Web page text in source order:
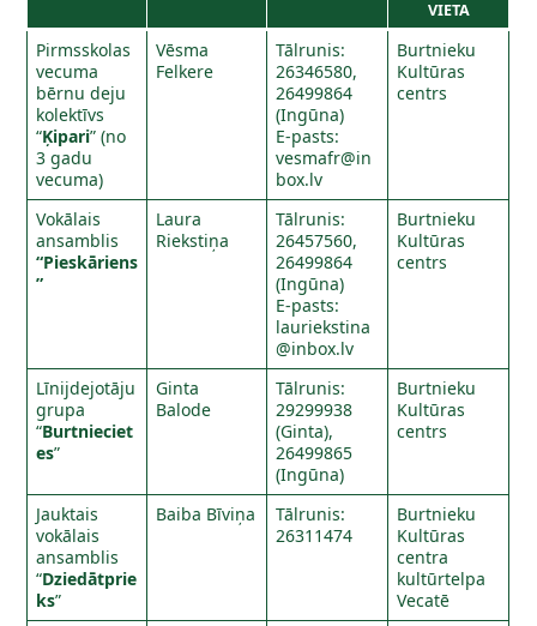
VIETA
Pirmsskolas
vecuma
bērnu deju
kolektīvs
“Ķipari” (no
3 gadu
vecuma)
Vēsma
Felkere
Tālrunis:
26346580,
26499864
(Ingūna)
E-pasts:
vesmafr@in
box.lv
Burtnieku
Kultūras
centrs
Vokālais
ansamblis
“Pieskāriens
”
Laura
Riekstiņa
Tālrunis:
26457560,
26499864
(Ingūna)
E-pasts:
lauriekstina
@inbox.lv
Burtnieku
Kultūras
centrs
Līnijdejotāju
grupa
“Burtnieciet
es”
Ginta
Balode
Tālrunis:
29299938
(Ginta),
26499865
(Ingūna)
Burtnieku
Kultūras
centrs
Jauktais
vokālais
ansamblis
“Dziedātprie
ks”
Baiba Bīviņa
Tālrunis:
26311474
Burtnieku
Kultūras
centra
kultūrtelpa
Vecatē